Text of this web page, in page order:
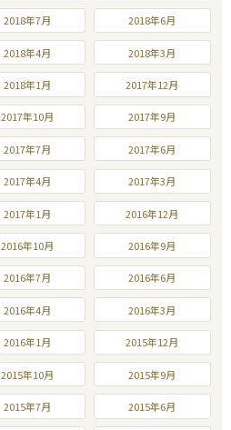
2018年7月 2018年6月
2018年4月 2018年3月
2018年1月 2017年12月
2017年10月 2017年9月
2017年7月 2017年6月
2017年4月 2017年3月
2017年1月 2016年12月
2016年10月 2016年9月
2016年7月 2016年6月
2016年4月 2016年3月
2016年1月 2015年12月
2015年10月 2015年9月
2015年7月 2015年6月